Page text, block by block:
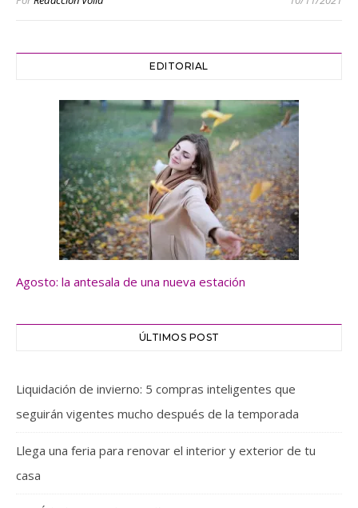
EDITORIAL
Agosto: la antesala de una nueva estación
ÚLTIMOS POST
Liquidación de invierno: 5 compras inteligentes que
seguirán vigentes mucho después de la temporada
Llega una feria para renovar el interior y exterior de tu
casa